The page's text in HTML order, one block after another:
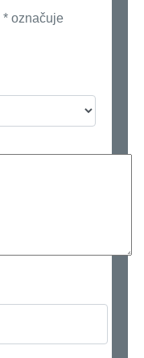
* označuje